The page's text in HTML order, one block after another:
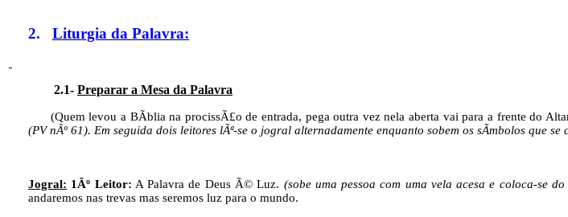
2. Liturgia da Palavra:
2.1- Preparar a Mesa da Palavra
(Quem levou a BÃ­blia na procissÃ£o de entrada, pega outra vez nela aberta vai para a frente do
(PV nÂº 61). Em seguida dois leitores lÃª-se o jogral alternadamente enquanto sobem os sÃ­mbolos que
Jogral: 1Âº Leitor: A Palavra de Deus Ã© Luz. (sobe uma pessoa com uma vela acesa e coloca-se
andaremos nas trevas mas seremos luz para o mundo.